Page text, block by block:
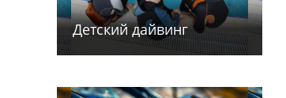
Детский дайв­­инг